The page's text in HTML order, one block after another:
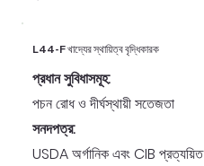
L44-F খাদ্যের স্থায়িত্ব বৃদ্ধিকারক
প্রধান সুবিধাসমূহ:
পচন রোধ ও দীর্ঘস্থায়ী সতেজতা
সনদপত্র:
USDA অর্গানিক এবং CIB প্রত্যয়িত